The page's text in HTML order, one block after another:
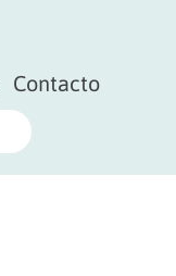
Contacto